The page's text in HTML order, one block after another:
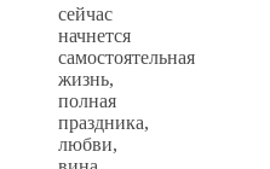
сейчас
начнется
самостоятельная
жизнь,
полная
праздника,
любви,